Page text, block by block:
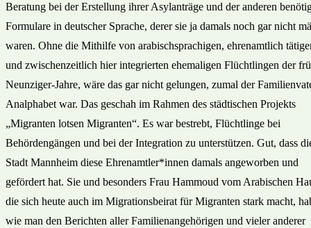
Beratung bei der Erstellung ihrer Asylanträge und der anderen
Formulare in deutscher Sprache, derer sie ja damals noch gar nicht
waren. Ohne die Mithilfe von arabischsprachigen, ehrenamtlich
und zwischenzeitlich hier integrierten ehemaligen Flüchtlingen der
Neunziger-Jahre, wäre das gar nicht gelungen, zumal der
Analphabet war. Das geschah im Rahmen des städtischen Projekts
„Migranten lotsen Migranten“. Es war bestrebt, Flüchtlinge bei
Behördengängen und bei der Integration zu unterstützen. Gut, dass
Stadt Mannheim diese Ehrenamtler*innen damals angeworben und
gefördert hat. Sie und besonders Frau Hammoud vom Arabischen
die sich heute auch im Migrationsbeirat für Migranten stark macht,
wie man den Berichten aller Familienangehörigen und vieler anderer